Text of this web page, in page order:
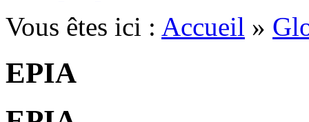
Vous êtes ici : Accueil »
EPIA